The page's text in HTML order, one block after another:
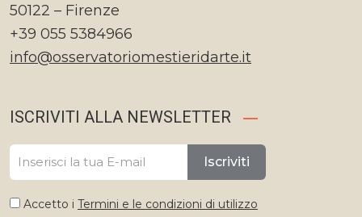
50122 – Firenze
+39 055 5384966
info@osservatoriomestieridarte.it
ISCRIVITI ALLA NEWSLETTER
Iscriviti
Accetto i Termini e le condizioni di utilizzo